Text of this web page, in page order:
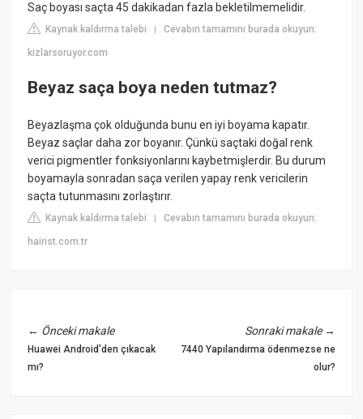
Saç boyası saçta 45 dakikadan fazla bekletilmemelidir.
Kaynak kaldırma talebi |Cevabın tamamını burada okuyun:
kizlarsoruyor.com
Beyaz saça boya neden tutmaz?
Beyazlaşma çok olduğunda bunu en iyi boyama kapatır.
Beyaz saçlar daha zor boyanır. Çünkü saçtaki doğal renk
verici pigmentler fonksiyonlarını kaybetmişlerdir. Bu durum
boyamayla sonradan saça verilen yapay renk vericilerin
saçta tutunmasını zorlaştırır.
Kaynak kaldırma talebi |Cevabın tamamını burada okuyun:
hairist.com.tr
← Önceki makale
Huawei Android'den çıkacak
mı?
Sonraki makale→
7440 Yapılandırma ödenmezse ne
olur?